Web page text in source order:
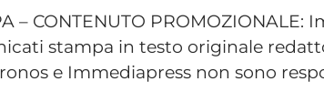
– CONTENUTO PROMOZIONALE:
stampa in testo originale
e Immediapress non sono